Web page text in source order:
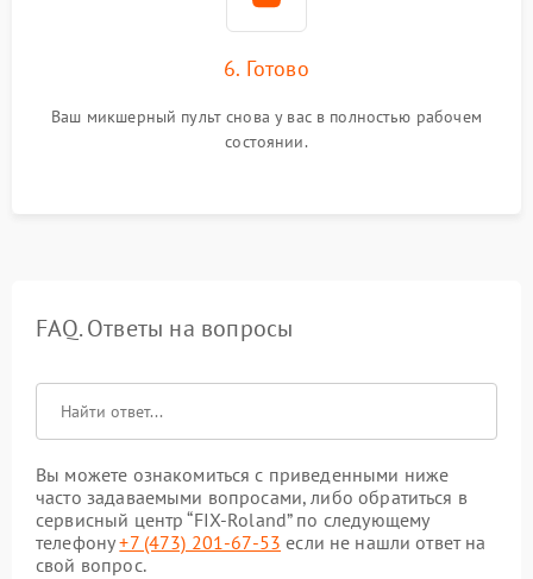
6. Готово
Ваш микшерный пульт снова у вас в полностью рабочем
состоянии.
FAQ. Ответы на вопросы
Вы можете ознакомиться с приведенными ниже
часто задаваемыми вопросами, либо обратиться в
сервисный центр “FIX-Roland” по следующему
телефону+7 (473) 201-67-53 если не нашли ответ на
свой вопрос.